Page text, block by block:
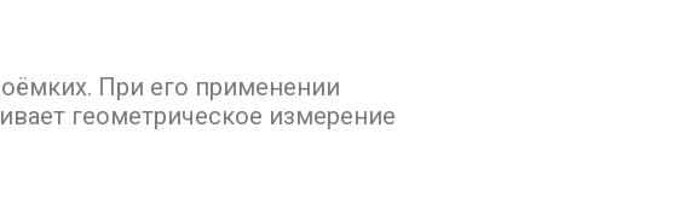
При его применении
геометрическое измерение